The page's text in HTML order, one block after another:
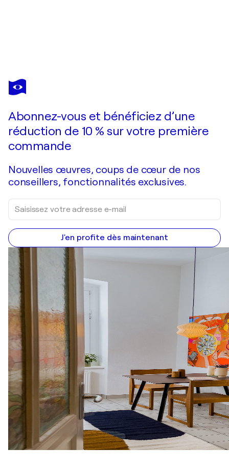
YVAN HESBOIS
050620240715
Abonnez-vous et bénéficiez d’une
réduction de 10 % sur votre première
commande
Nouvelles œuvres, coups de cœur de nos
conseillers, fonctionnalités exclusives.
J'en profite dès maintenant